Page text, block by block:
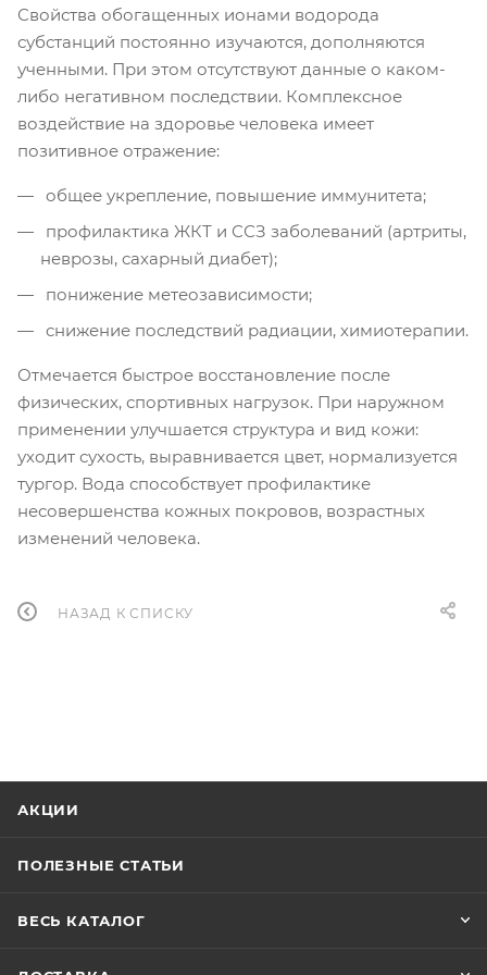
Свойства обогащенных ионами водорода
субстанций постоянно изучаются, дополняются
ученными. При этом отсутствуют данные о каком-
либо негативном последствии. Комплексное
воздействие на здоровье человека имеет
позитивное отражение:
общее укрепление, повышение иммунитета;
профилактика ЖКТ и ССЗ заболеваний (артриты,
неврозы, сахарный диабет);
понижение метеозависимости;
снижение последствий радиации, химиотерапии.
Отмечается быстрое восстановление после
физических, спортивных нагрузок. При наружном
применении улучшается структура и вид кожи:
уходит сухость, выравнивается цвет, нормализуется
тургор. Вода способствует профилактике
несовершенства кожных покровов, возрастных
изменений человека.
НАЗАД К СПИСКУ
АКЦИИ
ПОЛЕЗНЫЕ СТАТЬИ
ВЕСЬ КАТАЛОГ